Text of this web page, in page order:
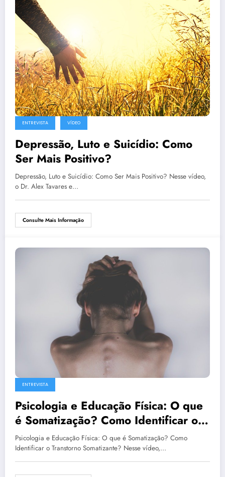
ENTREVISTA VÍDEO
Depressão, Luto e Suicídio: Como
Ser Mais Positivo?
Depressão, Luto e Suicídio: Como Ser Mais Positivo? Nesse vídeo,
o Dr. Alex Tavares e…
Consulte Mais Informação
ENTREVISTA
Psicologia e Educação Física: O que
é Somatização? Como Identificar o
Transtorno Somatizante?
Psicologia e Educação Física: O que é Somatização? Como
Identificar o Transtorno Somatizante? Nesse vídeo,…